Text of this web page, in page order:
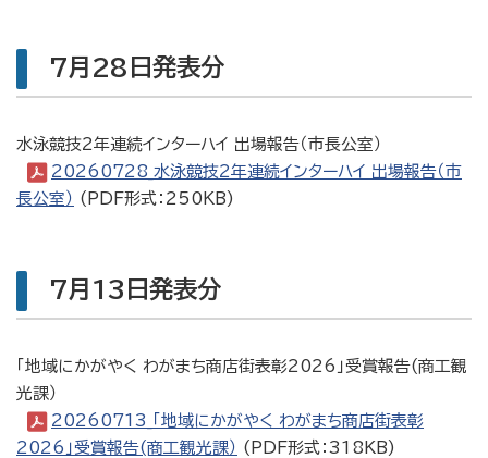
7月28日発表分
水泳競技2年連続インターハイ 出場報告（市長公室）
20260728_水泳競技2年連続インターハイ 出場報告（市
長公室） (PDF形式：250KB)
7月13日発表分
「地域にかがやく わがまち商店街表彰2026」受賞報告(商工観
光課）
20260713_「地域にかがやく わがまち商店街表彰
2026」受賞報告(商工観光課） (PDF形式：318KB)